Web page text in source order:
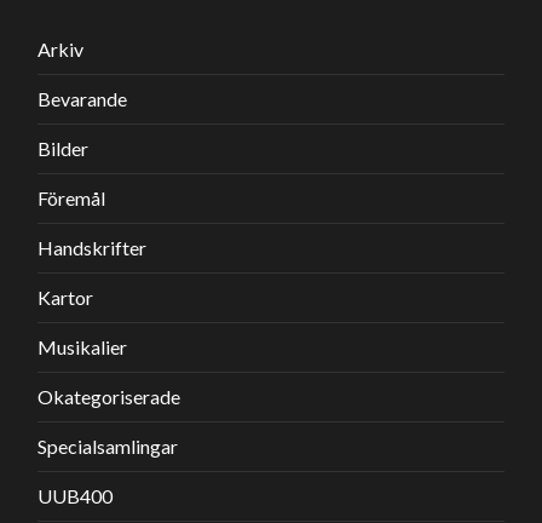
Arkiv
Bevarande
Bilder
Föremål
Handskrifter
Kartor
Musikalier
Okategoriserade
Specialsamlingar
UUB400